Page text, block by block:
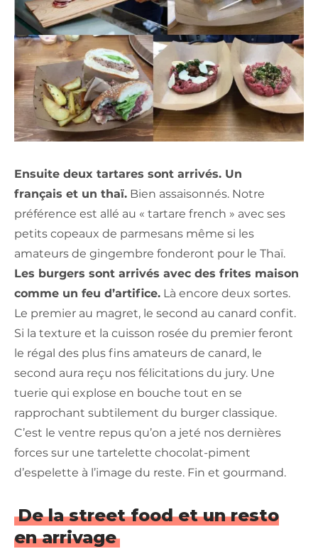
Ensuite deux tartares sont arrivés. Un
français et un thaï. Bien assaisonnés. Notre
préférence est allé au « tartare french » avec ses
petits copeaux de parmesans même si les
amateurs de gingembre fonderont pour le Thaï.
Les burgers sont arrivés avec des frites maison
comme un feu d’artifice. Là encore deux sortes.
Le premier au magret, le second au canard confit.
Si la texture et la cuisson rosée du premier feront
le régal des plus fins amateurs de canard, le
second aura reçu nos félicitations du jury. Une
tuerie qui explose en bouche tout en se
rapprochant subtilement du burger classique.
C’est le ventre repus qu’on a jeté nos dernières
forces sur une tartelette chocolat-piment
d’espelette à l’image du reste. Fin et gourmand.
De la street food et un resto
en arrivage